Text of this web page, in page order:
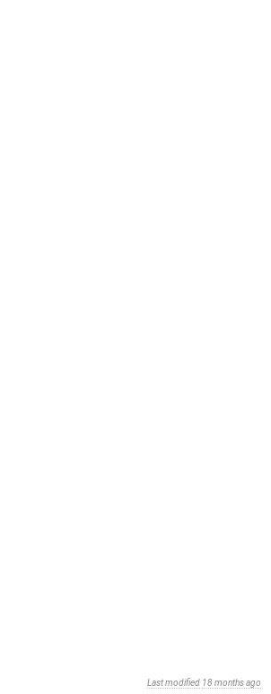
Last modified 18 months ago